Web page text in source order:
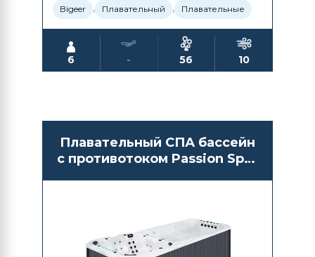
Bigeer , Плавательный , Плавательные
6 - 56 10
Плавательный СПА бассейн
с противотоком Passion Spas